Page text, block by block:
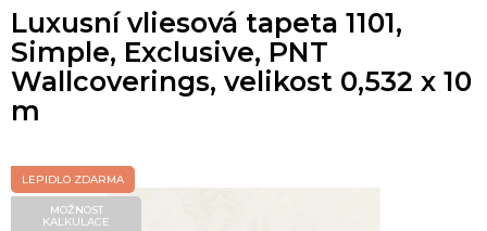
Luxusní vliesová tapeta 1101,
Simple, Exclusive, PNT
Wallcoverings, velikost 0,532 x 10
m
LEPIDLO ZDARMA
MOŽNOST
KALKULACE